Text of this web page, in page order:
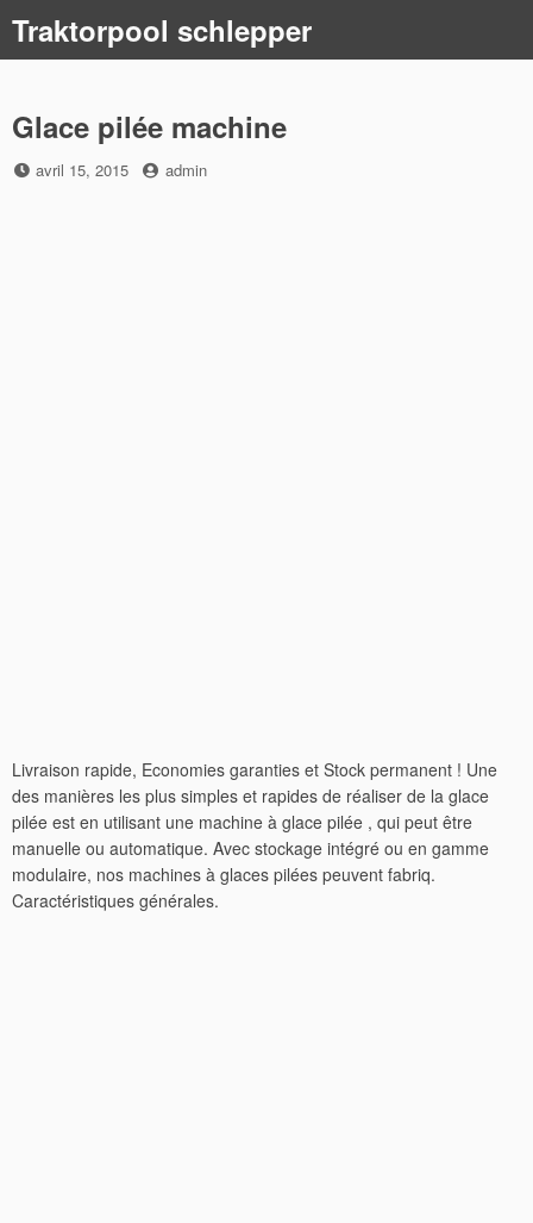
content
Traktorpool schlepper
Glace pilée machine
Posted
avril 15, 2015 by
admin
Livraison rapide, Economies garanties et Stock permanent ! Une
des manières les plus simples et rapides de réaliser de la glace
pilée est en utilisant une machine à glace pilée , qui peut être
manuelle ou automatique. Avec stockage intégré ou en gamme
modulaire, nos machines à glaces pilées peuvent fabriq.
Caractéristiques générales.